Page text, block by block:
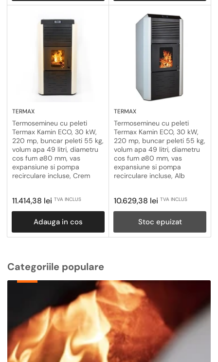
TERMAX
Termosemineu cu peleti
Termax Kamin ECO, 30 kW,
220 mp, buncar peleti 55 kg,
volum apa 49 litri, diametru
cos fum ⌀80 mm, vas
expansiune si pompa
recirculare incluse, Crem
Pret
obisnuit
11.414,38 lei TVA INCLUS
Adauga in cos
TERMAX
Termosemineu cu peleti
Termax Kamin ECO, 30 kW,
220 mp, buncar peleti 55 kg,
volum apa 49 litri, diametru
cos fum ⌀80 mm, vas
expansiune si pompa
recirculare incluse, Alb
Pret
obisnuit
10.629,38 lei TVA INCLUS
Stoc epuizat
Categoriile populare
Centrale